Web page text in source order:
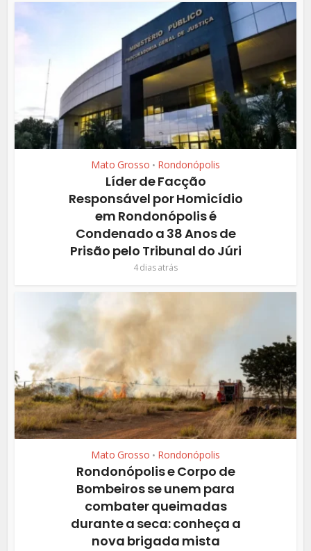
Mato Grosso • Rondonópolis
Líder de Facção
Responsável por Homicídio
em Rondonópolis é
Condenado a 38 Anos de
Prisão pelo Tribunal do Júri
4 dias atrás
Mato Grosso • Rondonópolis
Rondonópolis e Corpo de
Bombeiros se unem para
combater queimadas
durante a seca: conheça a
nova brigada mista